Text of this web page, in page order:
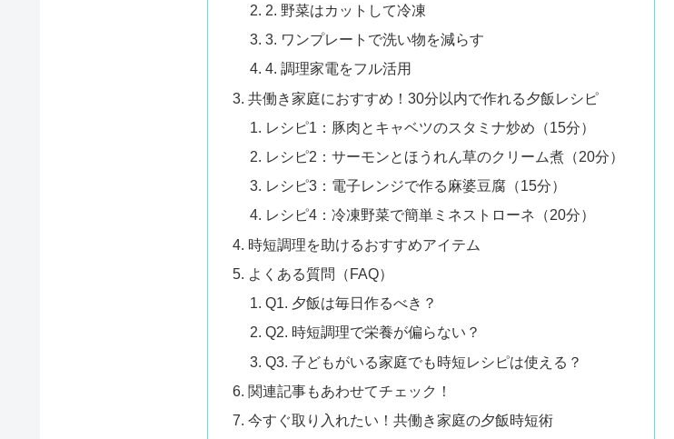
2. 野菜はカットして冷凍
3. ワンプレートで洗い物を減らす
4. 調理家電をフル活用
共働き家庭におすすめ！30分以内で作れる夕飯レシピ
レシピ1：豚肉とキャベツのスタミナ炒め（15分）
レシピ2：サーモンとほうれん草のクリーム煮（20分）
レシピ3：電子レンジで作る麻婆豆腐（15分）
レシピ4：冷凍野菜で簡単ミネストローネ（20分）
時短調理を助けるおすすめアイテム
よくある質問（FAQ）
Q1. 夕飯は毎日作るべき？
Q2. 時短調理で栄養が偏らない？
Q3. 子どもがいる家庭でも時短レシピは使える？
関連記事もあわせてチェック！
今すぐ取り入れたい！共働き家庭の夕飯時短術